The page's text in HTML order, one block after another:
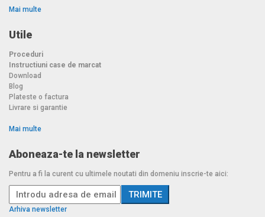
Mai multe
Utile
Proceduri
Instructiuni case de marcat
Download
Blog
Plateste o factura
Livrare si garantie
Mai multe
Aboneaza-te la newsletter
Pentru a fi la curent cu ultimele noutati din domeniu inscrie-te aici:
Arhiva newsletter